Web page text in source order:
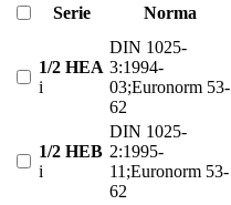
Serie Norma
1/2 HEA
i
DIN 1025-
3:1994-
03;Euronorm 53-
62
1/2 HEB
i
DIN 1025-
2:1995-
11;Euronorm 53-
62